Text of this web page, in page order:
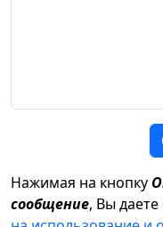
Нажимая на кнопку
сообщение, Вы даете